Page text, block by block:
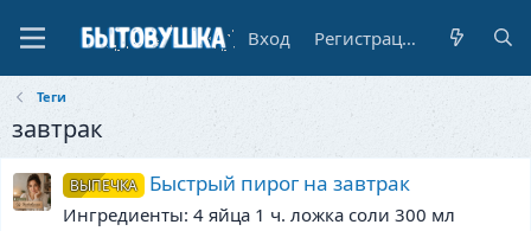
Вход Регистрация
Теги
завтрак
ВЫПЕЧКА Быстрый пирог на завтрак
Ингредиенты: 4 яйца 1 ч. ложка соли 300 мл